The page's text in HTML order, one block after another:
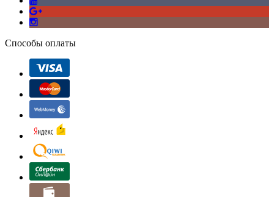
Способы оплаты